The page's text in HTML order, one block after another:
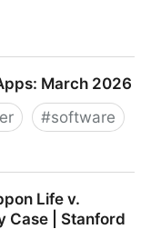
March 2026
#software
Life v.
Case | Stanford